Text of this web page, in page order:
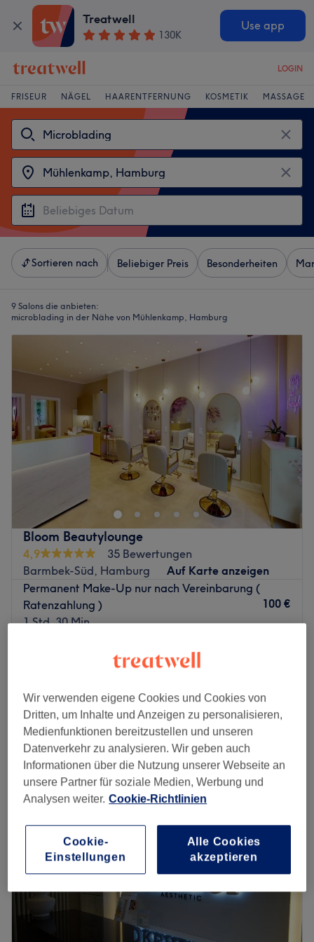
Treatwell
130K
Use app
LOGIN
FRISEUR NÄGEL HAARENTFERNUNG KOSMETIK MASSAGE
Sortieren nach Beliebiger Preis Besonderheiten
9 Salons die anbieten:
microblading in der Nähe von Mühlenkamp, Hamburg
Bloom Beautylounge
4,9
35 Bewertungen
Barmbek-Süd, Hamburg
Auf Karte anzeigen
Permanent Make-Up nur nach Vereinbarung (
Ratenzahlung )
1 Std. 30 Min.
100 €
Auffrischung nach 12-15 Monaten
1 Std. 30 Min.
495 €
Schnellansicht Saloninfos
Montag 10:00– 20:00
Dienstag
Donnerstag
10:00–20:00
Freitag
10:00–20:00
Samstag
10:00–20:00
In der Bloom Beautylounge in Hamburg Barmbek-Süd
findest du ein breit gefächertes Angebot an traumhaften
Wir verwenden eigene Cookies und Cookies von
Dritten, um Inhalte und Anzeigen zu personalisieren,
Medienfunktionen bereitzustellen und unseren
Datenverkehr zu analysieren. Wir geben auch
Informationen über die Nutzung unserer Webseite an
unsere Partner für soziale Medien, Werbung und
Analysen weiter. Cookie-Richtlinien
Cookie-
Einstellungen
Alle Cookies
akzeptieren